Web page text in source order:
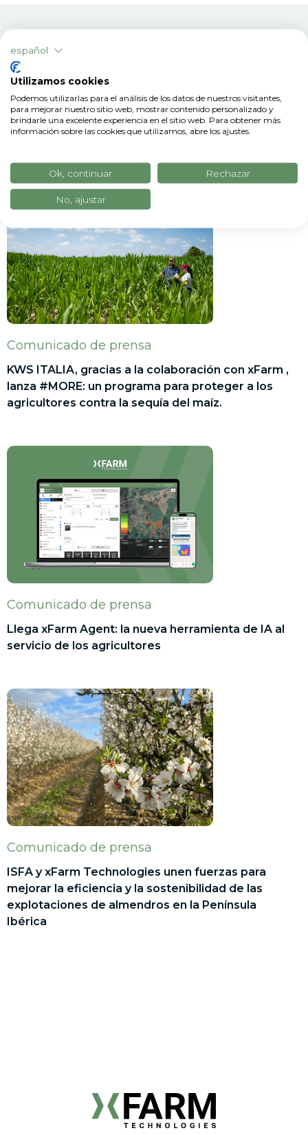
Artículos relacionados
Comunicado de prensa
KWS ITALIA, gracias a la colaboración con xFarm ,
lanza #MORE: un programa para proteger a los
agricultores contra la sequía del maíz.
Comunicado de prensa
Llega xFarm Agent: la nueva herramienta de IA al
servicio de los agricultores
Comunicado de prensa
ISFA y xFarm Technologies unen fuerzas para
mejorar la eficiencia y la sostenibilidad de las
explotaciones de almendros en la Península
Ibérica
español
Utilizamos cookies
Podemos utilizarlas para el análisis de los datos de nuestros visitantes,
para mejorar nuestro sitio web, mostrar contenido personalizado y
brindarle una excelente experiencia en el sitio web. Para obtener más
información sobre las cookies que utilizamos, abre los ajustes.
Ok, continuar Rechazar
No, ajustar